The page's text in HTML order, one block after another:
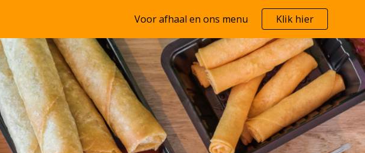
Skip to main content Skip to
Voor afhaal en ons menu Klik hier